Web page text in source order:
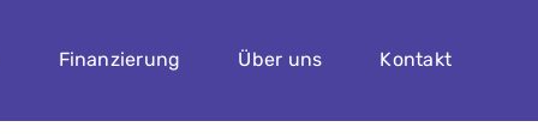
Finanzierung Über uns Kontakt